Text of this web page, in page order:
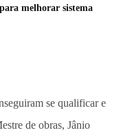
melhorar sistema
se qualificar e
de obras, Jânio